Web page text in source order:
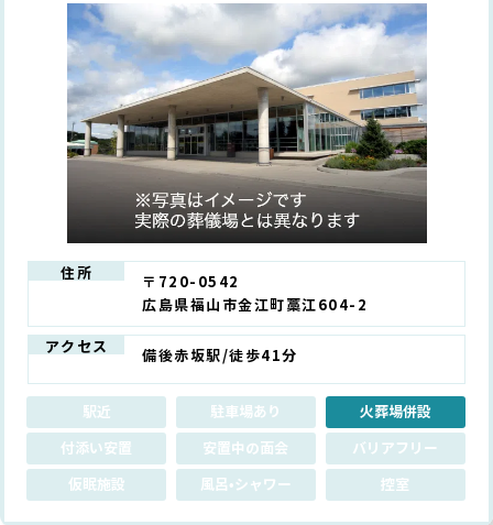
住所
〒720-0542
広島県福山市金江町藁江604-2
アクセス 備後赤坂駅/徒歩41分
駅近 駐車場あり
火葬場併設
付添い安置
安置中の面会
バリアフリー
仮眠施設
風呂•シャワー 控室